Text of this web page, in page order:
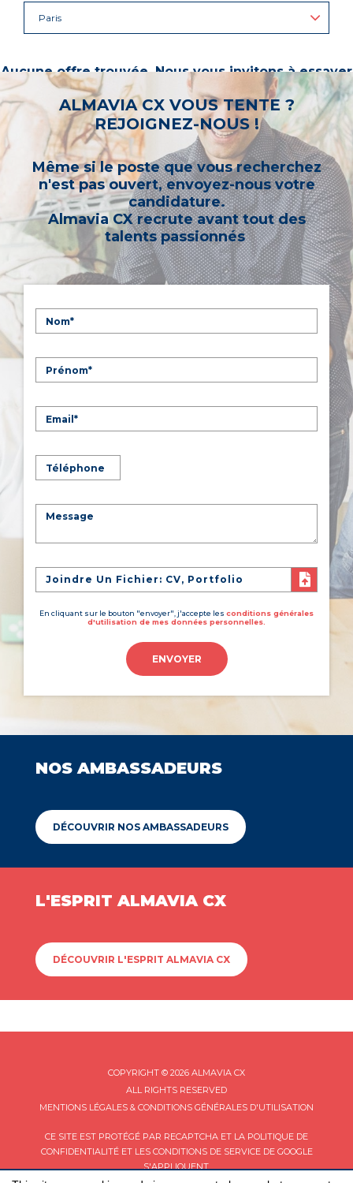
Paris
Aucune offre trouvée. Nous vous invitons à essayer
d’autres mots-clés ou à sélectionner un « métier ».
ALMAVIA CX VOUS TENTE ?
REJOIGNEZ-NOUS !
Même si le poste que vous recherchez
n'est pas ouvert, envoyez-nous votre
candidature.
Almavia CX recrute avant tout des
talents passionnés
Joindre Un Fichier: CV, Portfolio
En cliquant sur le bouton "envoyer", j'accepte les conditions générales
d'utilisation de mes données personnelles.
ENVOYER
NOS AMBASSADEURS
DÉCOUVRIR NOS AMBASSADEURS
L'ESPRIT ALMAVIA CX
DÉCOUVRIR L'ESPRIT ALMAVIA CX
COPYRIGHT © 2026 ALMAVIA CX
ALL RIGHTS RESERVED
MENTIONS LÉGALES & CONDITIONS GÉNÉRALES D'UTILISATION
CE SITE EST PROTÉGÉ PAR RECAPTCHA ET LA POLITIQUE DE
CONFIDENTIALITÉET LES CONDITIONS DE SERVICEDE GOOGLE
S'APPLIQUENT.